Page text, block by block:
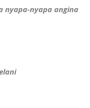
nyapa-nyapa angina